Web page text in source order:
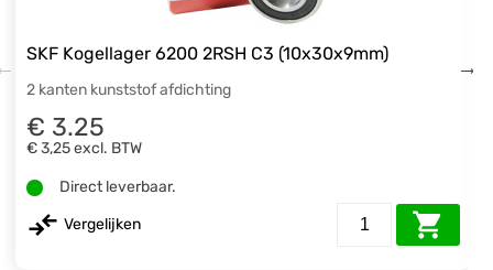
SKF Kogellager 6200 2RSH C3 (10x30x9mm)
2 kanten kunststof afdichting
€ 3.25
€ 3,25excl. BTW
Direct leverbaar.
Vergelijken